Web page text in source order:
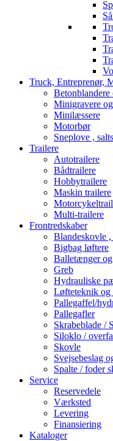
Truck, Entreprenør,
Minigravere
Minilæssere
Motorbør
Sneplove ,
Trailere
Autotrailere
Bådtrailere
Hobbytrailere
Maskin trailere
Multi-trailere
Frontredskaber
Blandeskovle
Bigbag løftere
Balletænger
Greb
Hydrauliske
Løfteteknik
Pallegaffel/
Pallegafler
Skrabeblade /
Siloklo /
Skovle
Svejsebeslag
Spalte / foder
Service
Reservedele
Værksted
Levering
Finansiering
Kataloger